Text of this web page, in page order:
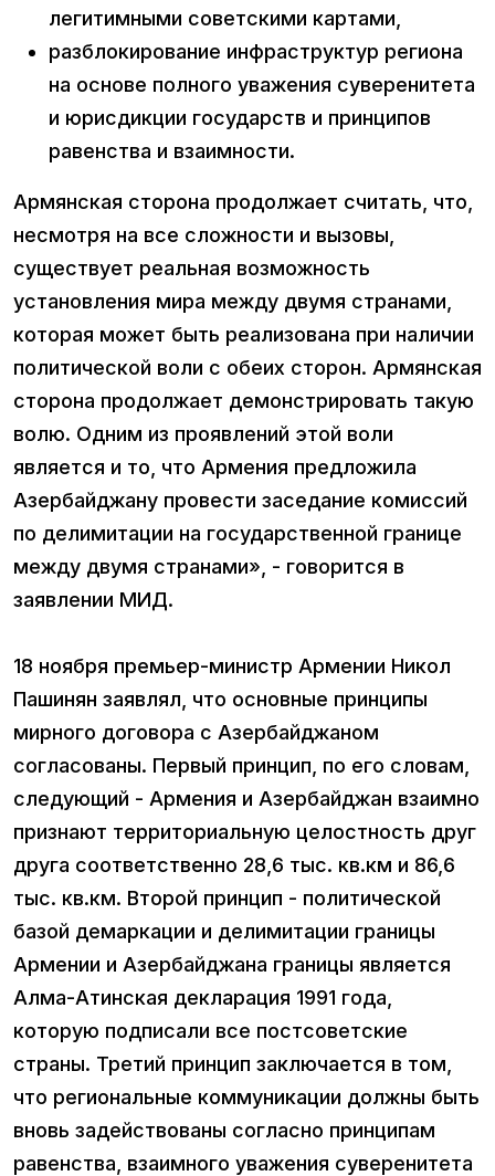
легитимными советскими картами,
разблокирование инфраструктур региона
на основе полного уважения суверенитета
и юрисдикции государств и принципов
равенства и взаимности.
Армянская сторона продолжает считать, что,
несмотря на все сложности и вызовы,
существует реальная возможность
установления мира между двумя странами,
которая может быть реализована при наличии
политической воли с обеих сторон. Армянская
сторона продолжает демонстрировать такую
волю. Одним из проявлений этой воли
является и то, что Армения предложила
Азербайджану провести заседание комиссий
по делимитации на государственной границе
между двумя странами», - говорится в
заявлении МИД.
18 ноября премьер-министр Армении Никол
Пашинян заявлял, что основные принципы
мирного договора с Азербайджаном
согласованы. Первый принцип, по его словам,
следующий - Армения и Азербайджан взаимно
признают территориальную целостность друг
друга соответственно 28,6 тыс. кв.км и 86,6
тыс. кв.км. Второй принцип - политической
базой демаркации и делимитации границы
Армении и Азербайджана границы является
Алма-Атинская декларация 1991 года,
которую подписали все постсоветские
страны. Третий принцип заключается в том,
что региональные коммуникации должны быть
вновь задействованы согласно принципам
равенства, взаимного уважения суверенитета